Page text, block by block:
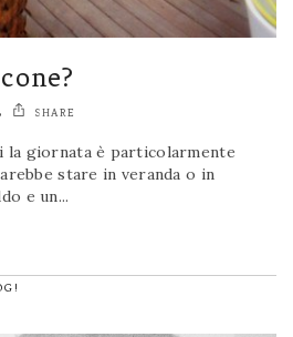
SHARE
la giornata è particolarmente
stare in veranda o in
e un...